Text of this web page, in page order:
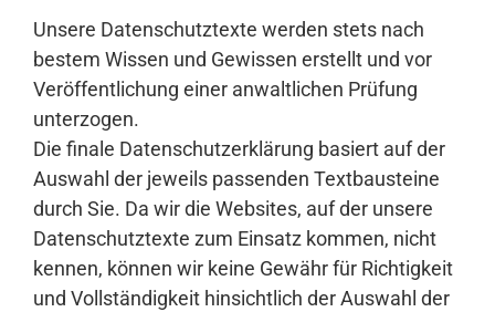
Unsere Datenschutztexte werden stets nach
bestem Wissen und Gewissen erstellt und vor
Veröffentlichung einer anwaltlichen Prüfung
unterzogen.
Die finale Datenschutzerklärung basiert auf der
Auswahl der jeweils passenden Textbausteine
durch Sie. Da wir die Websites, auf der unsere
Datenschutztexte zum Einsatz kommen, nicht
kennen, können wir keine Gewähr für Richtigkeit
und Vollständigkeit hinsichtlich der Auswahl der